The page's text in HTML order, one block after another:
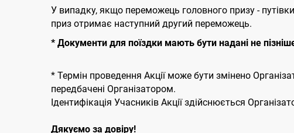
У випадку, якщо переможець головного призу -
приз отримає наступний другий переможець.
* Документи для поїздки мають бути надані не
* Термін проведення Акції може бути змінено
передбачені Організатором.
Ідентифікація Учасників Акції здійснюється
Дякуємо за довіру!